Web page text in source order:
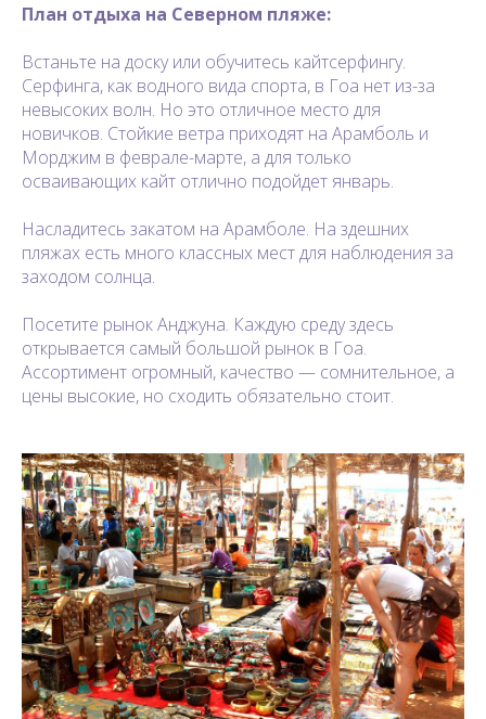
План отдыха на Северном пляже:
Встаньте на доску или обучитесь кайтсерфингу.
Серфинга, как водного вида спорта, в Гоа нет из-за
невысоких волн. Но это отличное место для
новичков. Стойкие ветра приходят на Арамболь и
Морджим в феврале-марте, а для только
осваивающих кайт отлично подойдет январь.
Насладитесь закатом на Арамболе. На здешних
пляжах есть много классных мест для наблюдения за
заходом солнца.
Посетите рынок Анджуна. Каждую среду здесь
открывается самый большой рынок в Гоа.
Ассортимент огромный, качество — сомнительное, а
цены высокие, но сходить обязательно стоит.